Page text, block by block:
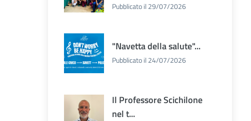
Pubblicato il 29/07/2026
"Navetta della salute"...
Pubblicato il 24/07/2026
Il Professore Scichilone
nel t...